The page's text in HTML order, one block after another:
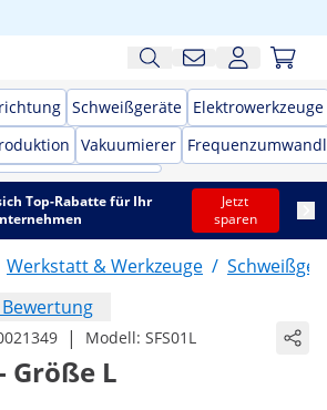
Schweißgeräte Elektrowerkzeuge
Vakuumierer
Top-Rabatte für Ihr
Jetzt
sparen
Werkstatt & Werkzeuge /
Bewertung
| Modell: SFS01L
Größe L